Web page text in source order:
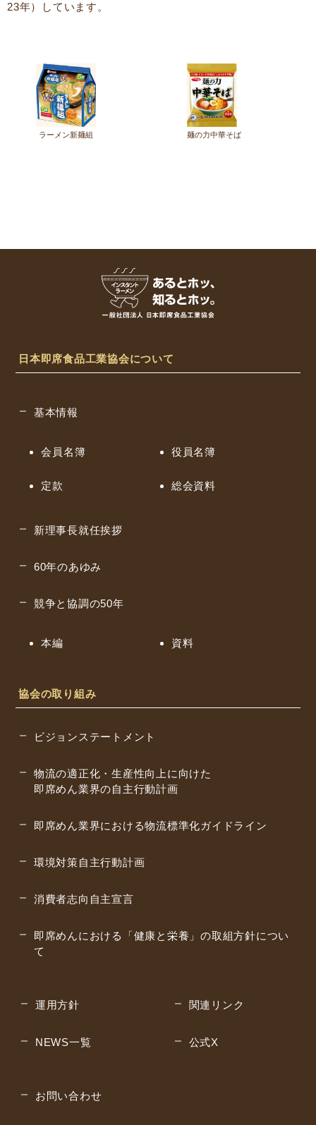
23年）しています。
ラーメン新麺組 麺の力中華そば
日本即席食品工業協会について
基本情報
会員名簿 役員名簿
定款 総会資料
新理事長就任挨拶
60年のあゆみ
競争と協調の50年
本編 資料
協会の取り組み
ビジョンステートメント
物流の適正化・生産性向上に向けた
即席めん業界の自主行動計画
即席めん業界における物流標準化ガイドライン
環境対策自主行動計画
消費者志向自主宣言
即席めんにおける「健康と栄養」の取組方針につい
て
運用方針 関連リンク
NEWS一覧 公式X
お問い合わせ